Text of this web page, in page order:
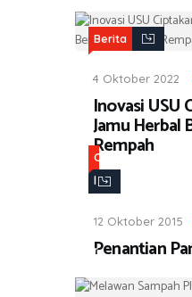
Berita
4 Oktober 2022
Inovasi USU
Jamu Herbal
Rempah
O
l
h
r
12 Oktober 2015
Penantian